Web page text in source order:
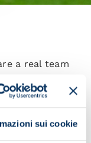
sui cookie
a real team
scored the